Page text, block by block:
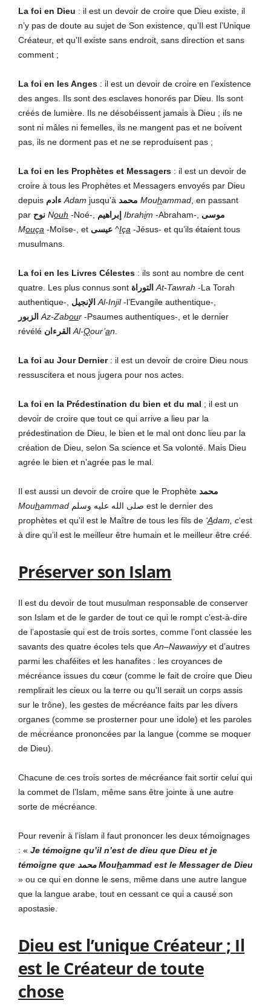
La foi en Dieu : il est un devoir de croire que Dieu existe, il
n’y pas de doute au sujet de Son existence, qu’Il est l’Unique
Créateur, et qu’Il existe sans endroit, sans direction et sans
comment ;
La foi en les Anges : il est un devoir de croire en l’existence
des anges. Ils sont des esclaves honorés par Dieu. Ils sont
créés de lumière. Ils ne désobéissent jamais à Dieu ; ils ne
sont ni mâles ni femelles, ils ne mangent pas et ne boivent
pas, ils ne dorment pas et ne se reproduisent pas ;
La foi en les Prophètes et Messagers : il est un devoir de
croire à tous les Prophètes et Messagers envoyés par Dieu
depuis ءادم Adam jusqu’à محمد Mouhammad , en passant
par نوح Nouh -Noé-, إبراهيم Ibrahim -Abraham-, موسى
Mouça -Moïse-, et عيسى ^Iça -Jésus- et qu’ils étaient tous
musulmans.
La foi en les Livres Célestes : ils sont au nombre de cent
quatre. Les plus connus sont التوراة At-Tawrah -La Torah
authentique-, الإنجيل Al-Injil-l’Evangile authentique-,
الزبور Az-Zabour -Psaumes authentiques-, et le dernier
révélé القرءان Al-Qour’an
La foi au Jour Dernier: il est un devoir de croire Dieu nous
ressuscitera et nous jugera pour nos actes.
La foi en la Prédestination du bien et du mal ; il est un
devoir de croire que tout ce qui arrive a lieu par la
prédestination de Dieu, le bien et le mal ont donc lieu par la
création de Dieu, selon Sa science et Sa volonté. Mais Dieu
agrée le bien et n’agrée pas le mal.
Il est aussi un devoir de croire que le Prophète محمد
Mouhammad
prophètes et qu’il est le Maître de tous les fils de ‘Adam, c‘est
à dire qu’il est le meilleur être humain et le meilleur être créé.
Préserver son Islam
Il est du devoir de tout musulman responsable de conserver
son Islam et de le garder de tout ce qui le rompt c’est-à-dire
de l’apostasie qui est de trois sortes, comme l’ont classée les
savants des quatre écoles tels que An–Nawawiyyet d’autres
parmi les chaféites et les hanafites : les croyances de
mécréance issues du cœur (comme le fait de croire que Dieu
remplirait les cieux ou la terre ou qu’Il serait un corps assis
sur le trône), les gestes de mécréance faits par les divers
organes (comme se prosterner pour une idole) et les paroles
de mécréance prononcées par la langue (comme se moquer
de Dieu).
Chacune de ces trois sortes de mécréance fait sortir celui qui
la commet de l’Islam, même sans être jointe à une autre
sorte de mécréance.
Pour revenir à l’islam il faut prononcer les deux témoignages
: « Je témoigne qu’il n’est de dieu que Dieu et je
témoigne que محمد Mouhammad est le Messager de Dieu
» ou ce qui en donne le sens, même dans une autre langue
que la langue arabe, tout en cessant ce qui a causé son
apostasie.
Dieu est l’unique Créateur ; Il
est le Créateur de toute
chose